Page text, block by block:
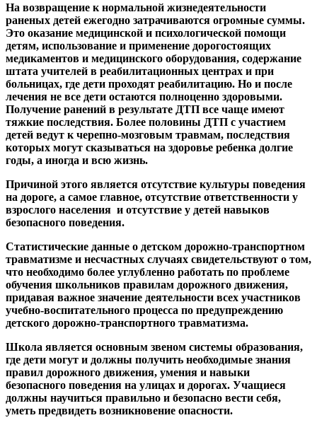
На возвращение к нормальной жизнедеятельности
раненых детей ежегодно затрачиваются огромные суммы.
Это оказание медицинской и психологической помощи
детям, использование и применение дорогостоящих
медикаментов и медицинского оборудования, содержание
штата учителей в реабилитационных центрах и при
больницах, где дети проходят реабилитацию. Но и после
лечения не все дети остаются полноценно здоровыми.
Получение ранений в результате ДТП все чаще имеют
тяжкие последствия. Более половины ДТП с участием
детей ведут к черепно-мозговым травмам, последствия
которых могут сказываться на здоровье ребенка долгие
годы, а иногда и всю жизнь.
Причиной этого является отсутствие культуры поведения
на дороге, а самое главное, отсутствие ответственности у
взрослого населения и отсутствие у детей навыков
безопасного поведения.
Статистические данные о детском дорожно-транспортном
травматизме и несчастных случаях свидетельствуют о том,
что необходимо более углубленно работать по проблеме
обучения школьников правилам дорожного движения,
придавая важное значение деятельности всех участников
учебно-воспитательного процесса по предупреждению
детского дорожно-транспортного травматизма.
Школа является основным звеном системы образования,
где дети могут и должны получить необходимые знания
правил дорожного движения, умения и навыки
безопасного поведения на улицах и дорогах. Учащиеся
должны научиться правильно и безопасно вести себя,
уметь предвидеть возникновение опасности.